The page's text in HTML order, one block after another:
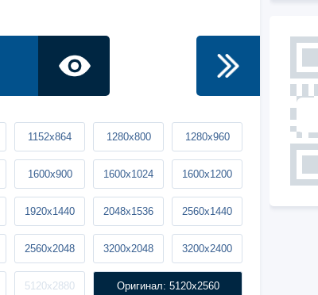
1152x864 1280x800 1280x960
1600x900 1600x1024 1600x1200
1920x1440 2048x1536 2560x1440
2560x2048 3200x2048 3200x2400
5120x2880 Оригинал: 5120x2560